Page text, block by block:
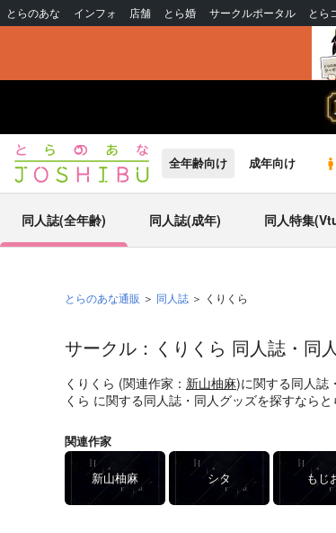
とらのあな インフォ 店舗 とら婚 サークルポータル とら
全年齢向け 成年向け
同人誌(全年齢) 同人誌(成年) 同人特集
とらのあな通販 同人誌 くりくら
サークル：くりくら 同人誌・同
くりくら (関連作家： 新山柚麻)に関する同人誌
くら に関する同人誌・同人グッズを探すなら
関連作家
新山柚麻 シタ もじ